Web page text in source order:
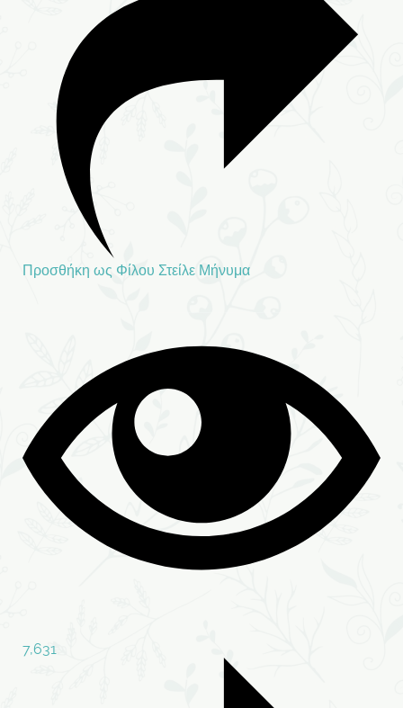
Προσθήκη ως Φίλου Στείλε Μήνυμα
7,631